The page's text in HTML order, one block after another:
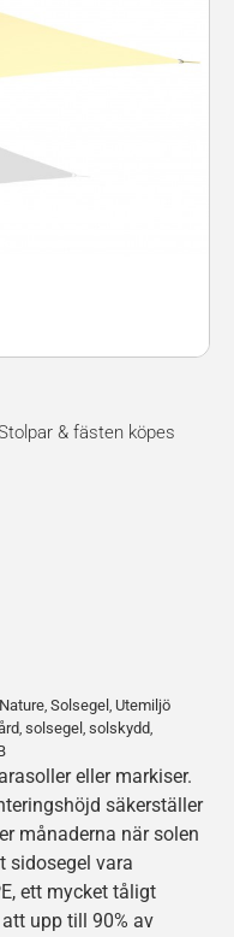
& fästen köpes
, Solsegel , Utemiljö
, solsegel , solskydd,
eller markiser.
säkerställer
månaderna när solen
sidosegel vara
ett mycket tåligt
upp till 90% av